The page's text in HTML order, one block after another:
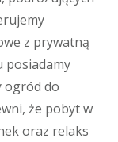
z prywatną
posiadamy
ogród do
że pobyt w
oraz relaks